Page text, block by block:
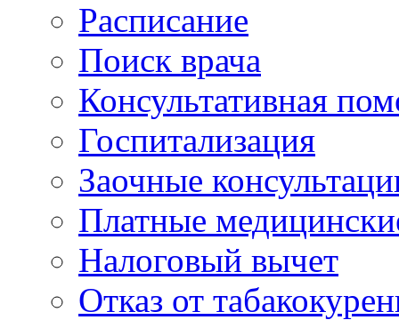
Расписание
Поиск врача
Консультативная
Госпитализация
Заочные
Платные
Налоговый вычет
Отказ от